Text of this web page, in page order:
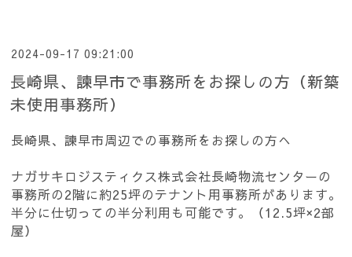
2024-09-17 09:21:00
長崎県、諫早市で事務所をお探しの方（新築
未使用事務所）
長崎県、諫早市周辺での事務所をお探しの方へ
ナガサキロジスティクス株式会社長崎物流センターの
事務所の2階に約25坪のテナント用事務所があります。
半分に仕切っての半分利用も可能です。（12.5坪×2部
屋）